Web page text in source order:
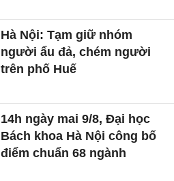
Hà Nội: Tạm giữ nhóm
người ẩu đả, chém người
trên phố Huế
14h ngày mai 9/8, Đại học
Bách khoa Hà Nội công bố
điểm chuẩn 68 ngành